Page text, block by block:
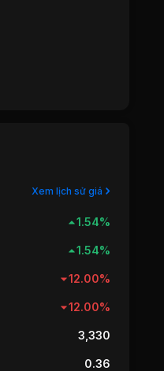
Xem lịch sử giá
1.54%
1.54%
12.00%
12.00%
3,330
0.36